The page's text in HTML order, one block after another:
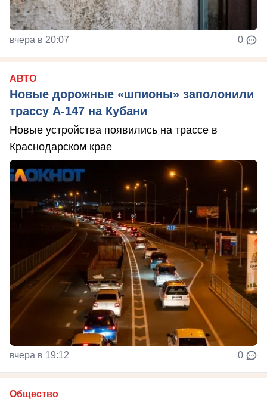
вчера в 20:07 0
АВТО
Новые дорожные «шпионы» заполонили
трассу А-147 на Кубани
Новые устройства появились на трассе в
Краснодарском крае
вчера в 19:12 0
Общество